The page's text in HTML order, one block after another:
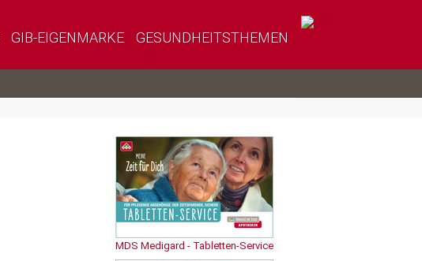
GIB-EIGENMARKE GESUNDHEITSTHEMEN
MDS Medigard - Tabletten-Service